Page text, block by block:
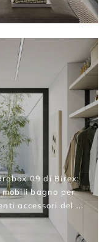
09 di Birex:
bagno per
accessori del ...